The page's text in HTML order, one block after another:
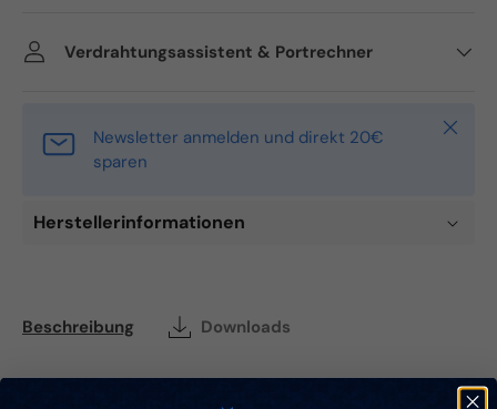
Verdrahtungsassistent & Portrechner
Newsletter anmelden und direkt 20€
sparen
Herstellerinformationen
Beschreibung Downloads